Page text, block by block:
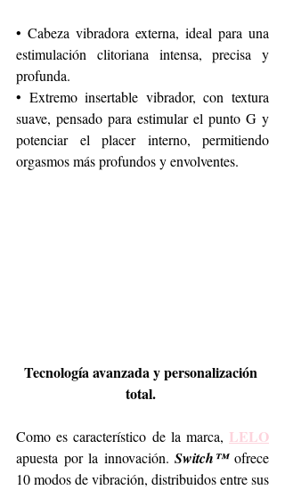
• Cabeza vibradora externa, ideal para una
estimulación clitoriana intensa, precisa y
profunda.
• Extremo insertable vibrador, con textura
suave, pensado para estimular el punto G y
potenciar el placer interno, permitiendo
orgasmos más profundos y envolventes.
Tecnología avanzada y personalización
total.
Como es característico de la marca, LELO
apuesta por la innovación. Switch™ ofrece
10 modos de vibración, distribuidos entre sus